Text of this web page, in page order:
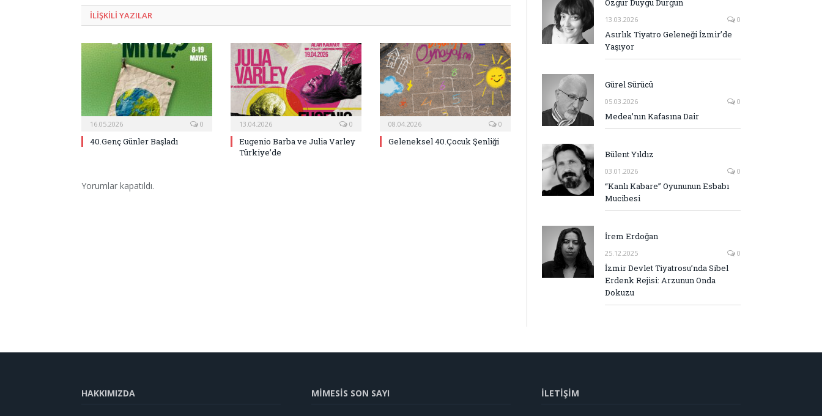
ILIŞKILI YAZILAR
16.05.2026 0
40.Genç Günler Başladı
13.04.2026 0
Eugenio Barba ve Julia Varley
Türkiye’de
08.04.2026 0
Geleneksel 40.Çocuk Şenliği
Yorumlar kapatıldı.
Özgür Duygu Durgun
13.03.2026 0
Asırlık Tiyatro Geleneği İzmir’de
Yaşıyor
Gürel Sürücü
05.03.2026 0
Medea’nın Kafasına Dair
Bülent Yıldız
03.01.2026 0
“Kanlı Kabare” Oyununun Esbabı
Mucibesi
İrem Erdoğan
25.12.2025 0
İzmir Devlet Tiyatrosu’nda Sibel
Erdenk Rejisi: Arzunun Onda
Dokuzu
HAKKIMIZDA MİMESİS SON SAYI İLETİŞİM